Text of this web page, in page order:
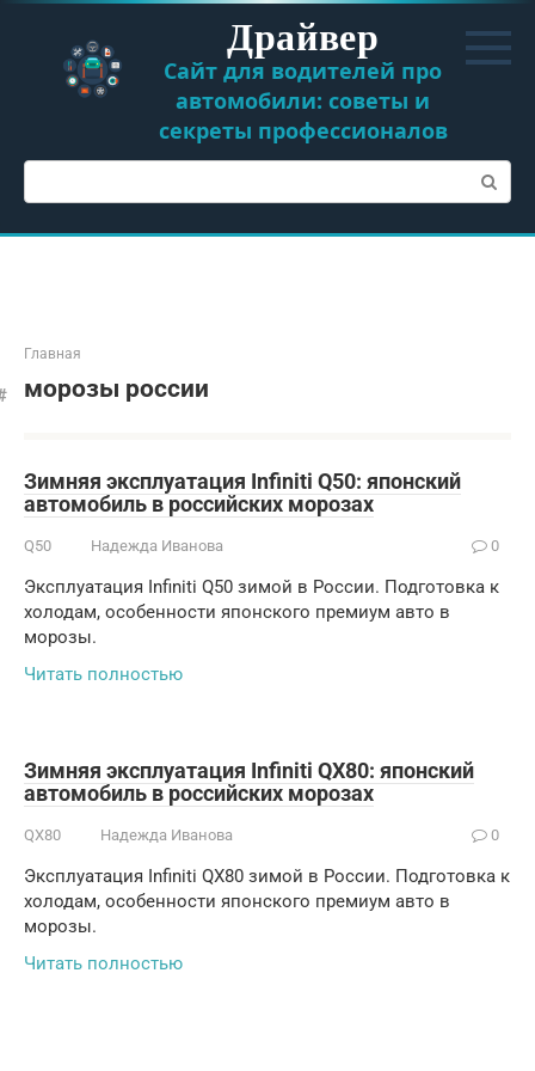
Перейти
контенту
Драйвер
Сайт для водителей про
автомобили: советы и
секреты профессионалов
Поиск:
Главная
морозы россии
Зимняя эксплуатация Infiniti Q50: японский
автомобиль в российских морозах
Q50 Надежда Иванова 0
Эксплуатация Infiniti Q50 зимой в России. Подготовка к
холодам, особенности японского премиум авто в
морозы.
Читать полностью
Зимняя эксплуатация Infiniti QX80: японский
автомобиль в российских морозах
QX80 Надежда Иванова 0
Эксплуатация Infiniti QX80 зимой в России. Подготовка к
холодам, особенности японского премиум авто в
морозы.
Читать полностью